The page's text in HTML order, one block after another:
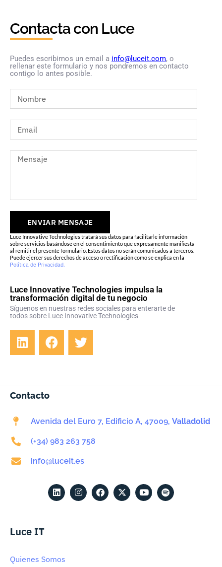
Contacta con Luce
Luce Innovative Technologies impulsa la
transformación digital de tu negocio
Síguenos en nuestras redes sociales para enterarte de
todos sobre Luce Innovative Technologies
Puedes escribirnos un email a info@luceit.com, o
rellenar este formulario y nos pondremos en contacto
contigo lo antes posible.
ENVIAR MENSAJE
Luce Innovative Technologies tratará sus datos para facilitarle información
sobre servicios basándose en el consentimiento que expresamente manifiesta
al remitir el presente formulario. Estos datos no serán comunicados a terceros.
Puede ejercer sus derechos de acceso o rectificación como se explica en la
Política de Privacidad.
Contacto
Avenida del Euro 7, Edificio A, 47009, Valladolid
(+34) 983 263 758
info@luceit.es
Luce IT
Quienes Somos